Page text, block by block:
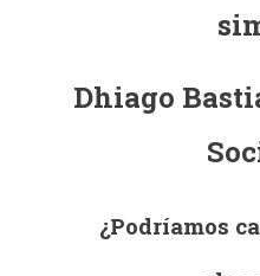
Dhiago
¿Podríamos